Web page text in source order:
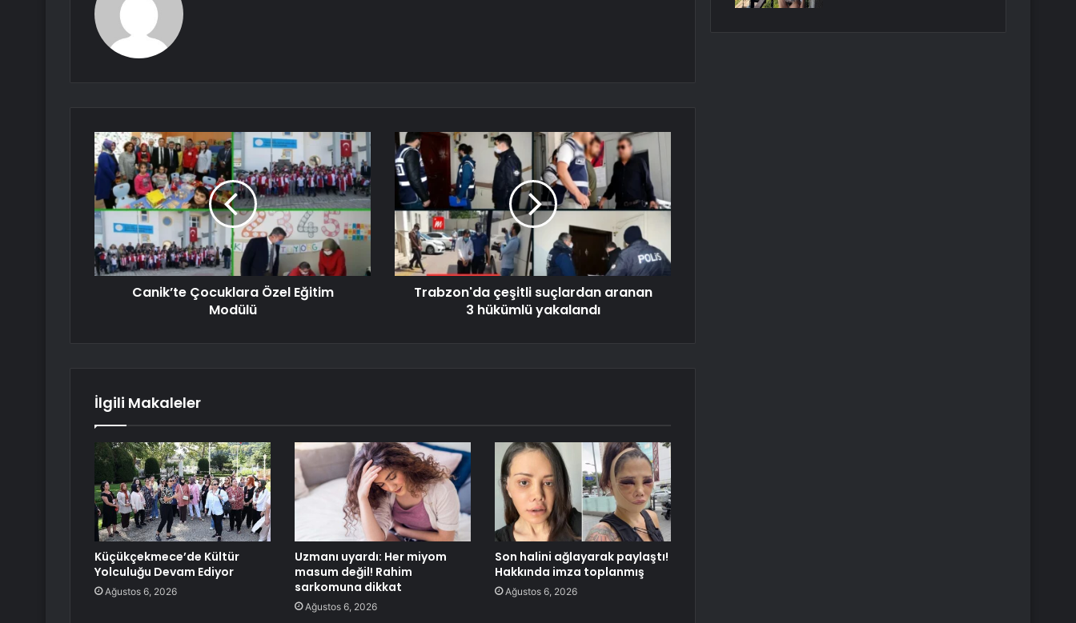
Canik’te Çocuklara Özel Eğitim
Modülü
Trabzon'da çeşitli suçlardan aranan
3 hükümlü yakalandı
İlgili Makaleler
Küçükçekmece’de Kültür
Yolculuğu Devam Ediyor
Ağustos 6, 2026
Uzmanı uyardı: Her miyom
masum değil! Rahim
sarkomuna dikkat
Ağustos 6, 2026
Son halini ağlayarak paylaştı!
Hakkında imza toplanmış
Ağustos 6, 2026